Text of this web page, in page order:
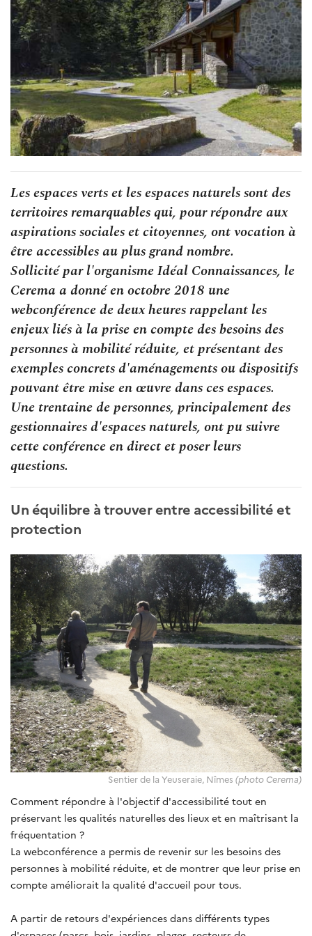
Les espaces verts et les espaces naturels sont des
territoires remarquables qui, pour répondre aux
aspirations sociales et citoyennes, ont vocation à
être accessibles au plus grand nombre.
Sollicité par l'organisme Idéal Connaissances, le
Cerema a donné en octobre 2018 une
webconférence de deux heures rappelant les
enjeux liés à la prise en compte des besoins des
personnes à mobilité réduite, et présentant des
exemples concrets d'aménagements ou dispositifs
pouvant être mise en œuvre dans ces espaces.
Une trentaine de personnes, principalement des
gestionnaires d'espaces naturels, ont pu suivre
cette conférence en direct et poser leurs
questions.
Un équilibre à trouver entre accessibilité et
protection
Sentier de la Yeuseraie, Nîmes (photo Cerema)
Comment répondre à l'objectif d'accessibilité tout en
préservant les qualités naturelles des lieux et en maîtrisant la
fréquentation ?
La webconférence a permis de revenir sur les besoins des
personnes à mobilité réduite, et de montrer que leur prise en
compte améliorait la qualité d'accueil pour tous.
A partir de retours d'expériences dans différents types